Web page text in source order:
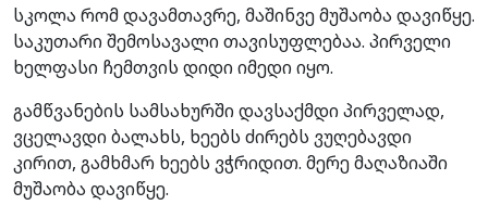
სკოლა რომ დავამთავრე, მაშინვე მუშაობა დავიწყე.
საკუთარი შემოსავალი თავისუფლებაა. პირველი
ხელფასი ჩემთვის დიდი იმედი იყო.
გამწვანების სამსახურში დავსაქმდი პირველად,
ვცელავდი ბალახს, ხეებს ძირებს ვუღებავდი
კირით, გამხმარ ხეებს ვჭრიდით. მერე მაღაზიაში
მუშაობა დავიწყე.